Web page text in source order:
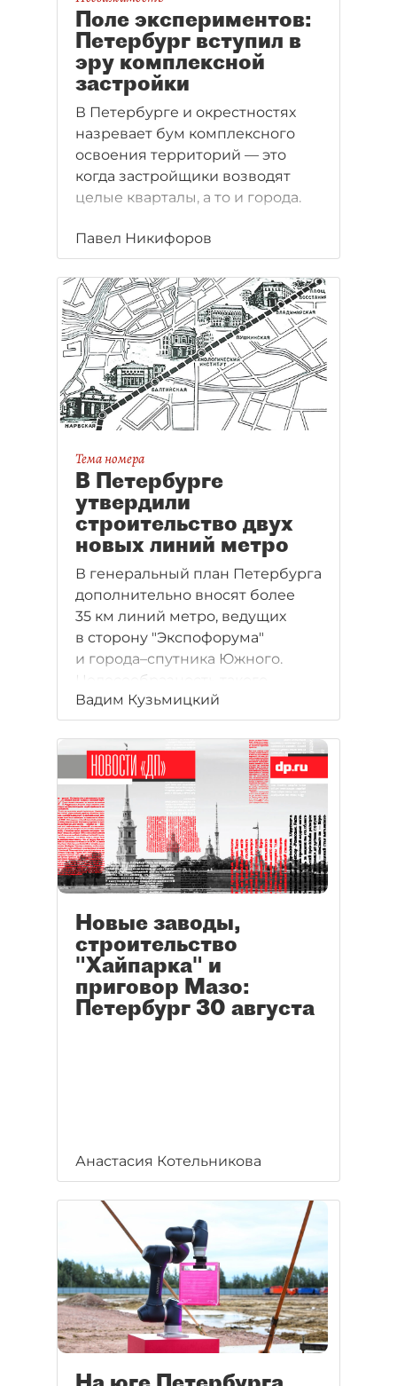
Поле экспериментов:
Петербург вступил в
эру комплексной
застройки
В Петербурге и окрестностях
назревает бум комплексного
освоения территорий — это
когда застройщики возводят
целые кварталы, а то и города.
Павел Никифоров
Тема номера
В Петербурге
утвердили
строительство двух
новых линий метро
В генеральный план Петербурга
дополнительно вносят более
35 км линий метро, ведущих
в сторону "Экспофорума"
и города–спутника Южного.
Целесообразность такого
выбора направления
для развития не вполне
очевидна.
Вадим Кузьмицкий
Новые заводы,
строительство
"Хайпарка" и
приговор Мазо:
Петербург 30 августа
Анастасия Котельникова